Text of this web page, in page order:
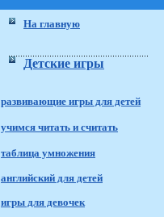
На главную
Детские игры
развивающие игры для детей
учимся читать и считать
таблица умножения
английский для детей
игры для девочек